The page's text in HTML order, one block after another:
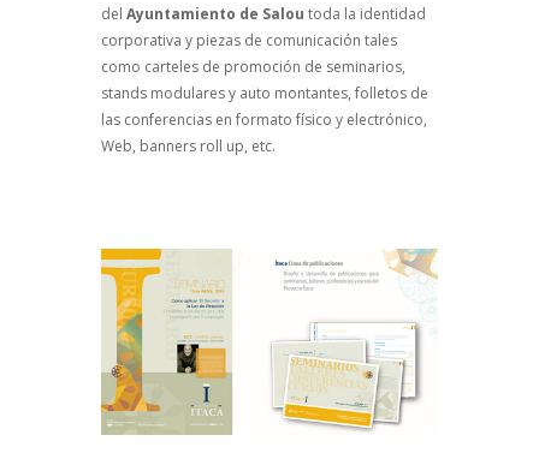
del Ayuntamiento de Salou toda la identidad
corporativa y piezas de comunicación tales
como carteles de promoción de seminarios,
stands modulares y auto montantes, folletos de
las conferencias en formato físico y electrónico,
Web, banners roll up, etc.